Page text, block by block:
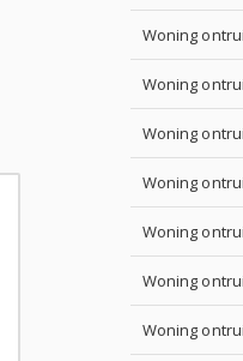
Woning
Woning
Woning
Woning
Woning
Woning
Woning